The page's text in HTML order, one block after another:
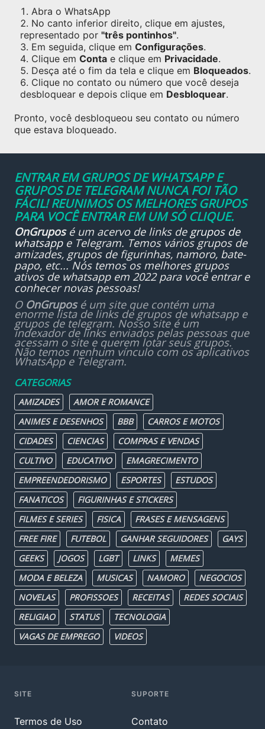
Abra o WhatsApp
No canto inferior direito, clique em ajustes,
representado por "três pontinhos".
Em seguida, clique em Configurações.
Clique em Conta e clique em Privacidade.
Desça até o fim da tela e clique em Bloqueados.
Clique no contato ou número que você deseja
desbloquear e depois clique em Desbloquear.
Pronto, você desbloqueou seu contato ou número
que estava bloqueado.
ENTRAR EM GRUPOS DE WHATSAPP E
GRUPOS DE TELEGRAM NUNCA FOI TÃO
FÁCIL! REUNIMOS OS MELHORES GRUPOS
PARA VOCÊ ENTRAR EM UM SÓ CLIQUE.
OnGruposé um acervo de links de grupos de
whatsappe Telegram. Temos vários grupos de
amizades, grupos de figurinhas, namoro, bate-
papo, etc... Nós temos os melhores grupos
ativos de whatsapp em 2022 para você entrar e
conhecer novas pessoas!
O OnGruposé um site que contém uma
enorme lista de links de grupos de whatsapp e
grupos de telegram. Nosso site é um
indexador de links enviados pelas pessoas que
acessam o site e querem lotar seus grupos.
Não temos nenhum vínculo com os aplicativos
WhatsApp e Telegram.
CATEGORIAS
AMIZADES
AMOR E ROMANCE
ANIMES E DESENHOS
BBB
CARROS E MOTOS
CIDADES
CIENCIAS
COMPRAS E VENDAS
CULTIVO
EDUCATIVO
EMAGRECIMENTO
EMPREENDEDORISMO
ESPORTES
ESTUDOS
FANATICOS
FIGURINHAS E STICKERS
FILMES E SERIES
FISICA
FRASES E MENSAGENS
FREE FIRE
FUTEBOL GANHAR SEGUIDORES
GAYS
GEEKS
JOGOS LGBT LINKS
MEMES
MODA E BELEZA
MUSICAS NAMORO
NEGOCIOS
NOVELAS
PROFISSOES RECEITAS
REDES SOCIAIS
RELIGIAO
STATUS
TECNOLOGIA
VAGAS DE EMPREGO
VIDEOS
SITE
Termos de Uso
SUPORTE
Contato